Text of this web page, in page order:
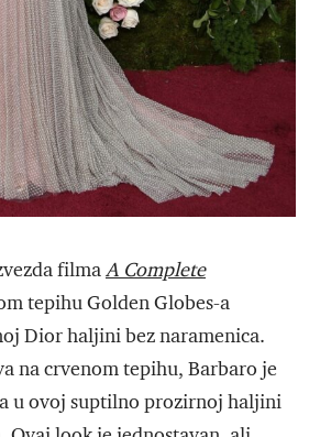
filmaA Complete
tepihu Golden Globes-a
Dior haljini bez naramenica.
na crvenom tepihu, Barbaro je
u ovoj suptilno prozirnoj haljini